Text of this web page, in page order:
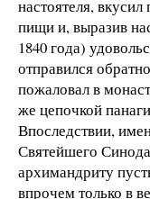
настоятеля,
пищи и, выразив
1840 года)
отправился
пожаловал в
же цепочкой
Впоследствии,
Святейшего
архимандриту
впрочем только в